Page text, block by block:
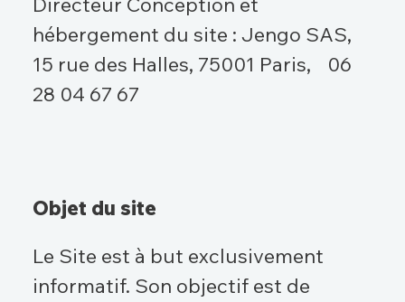
hébergement du site : Jengo SAS,
15 rue des Halles, 75001 Paris, 06
28 04 67 67
Objet du site
Le Site est à but exclusivement
informatif. Son objectif est de